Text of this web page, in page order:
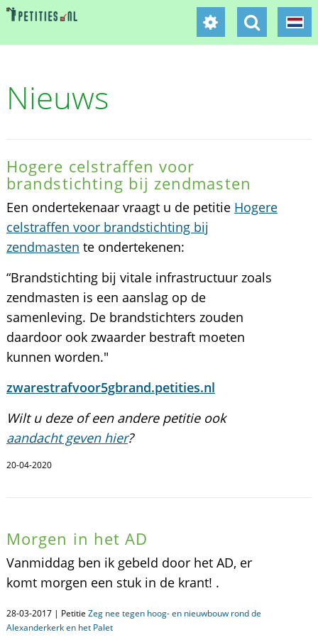
Nieuws
Hogere celstraffen voor
brandstichting bij zendmasten
Een ondertekenaar vraagt u de petitie Hogere
celstraffen voor brandstichting bij
zendmasten te ondertekenen:
“Brandstichting bij vitale infrastructuur zoals
zendmasten is een aanslag op de
samenleving. De brandstichters zouden
daardoor ook zwaarder bestraft moeten
kunnen worden."
zwarestrafvoor5gbrand.petities.nl
Wilt u deze of een andere petitie ook
aandacht geven hier?
20-04-2020
Morgen in het AD
Vanmiddag ben ik gebeld door het AD, er
komt morgen een stuk in de krant! .
28-03-2017 | Petitie Zeg nee tegen hoog- en nieuwbouw rond de
Alexanderkerk en het Palet